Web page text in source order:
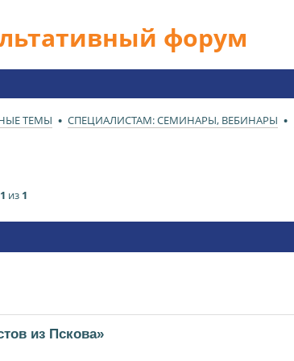
форум
ТЕМЫ СПЕЦИАЛИСТАМ: СЕМИНАРЫ, ВЕБИНАРЫ
1 из 1
из Пскова»